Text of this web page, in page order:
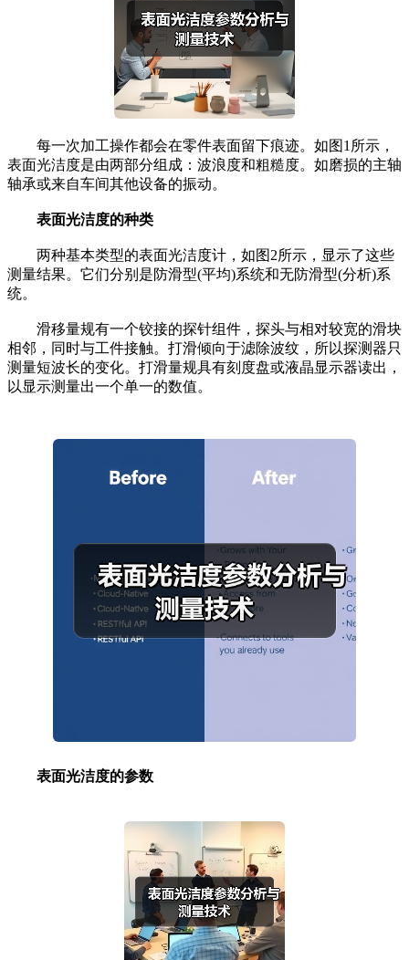
每一次加工操作都会在零件表面留下痕迹。如图1所示，
表面光洁度是由两部分组成：波浪度和粗糙度。如磨损的主轴
轴承或来自车间其他设备的振动。
表面光洁度的种类
两种基本类型的表面光洁度计，如图2所示，显示了这些
测量结果。它们分别是防滑型(平均)系统和无防滑型(分析)系
统。
滑移量规有一个铰接的探针组件，探头与相对较宽的滑块
相邻，同时与工件接触。打滑倾向于滤除波纹，所以探测器只
测量短波长的变化。打滑量规具有刻度盘或液晶显示器读出，
以显示测量出一个单一的数值。
表面光洁度的参数